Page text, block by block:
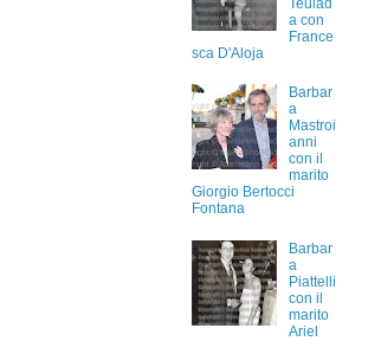
Teulad
a con
France
sca D'Aloja
Barbar
a
Mastroi
anni
con il
marito
Giorgio Bertocci
Fontana
Barbar
a
Piattelli
con il
marito
Ariel